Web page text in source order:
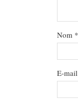
Nom *
E-mail